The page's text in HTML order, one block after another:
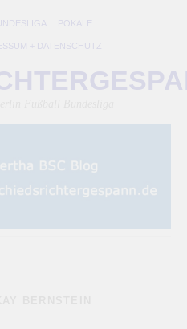
POKALE
+ DATENSCHUTZ